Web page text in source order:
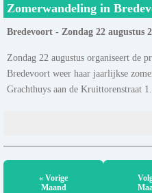
Zomerwandeling in
Bredevoort - Zondag 22 augustus
Zondag 22 augustus organiseert de
Bredevoort weer haar jaarlijkse
Grachthuys aan de Kruittorenstraat
« Vorige
Maand